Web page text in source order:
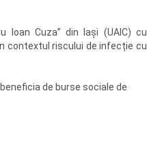
Ioan Cuza” din Iași (UAIC) cu
contextul riscului de infecție cu
de burse sociale de